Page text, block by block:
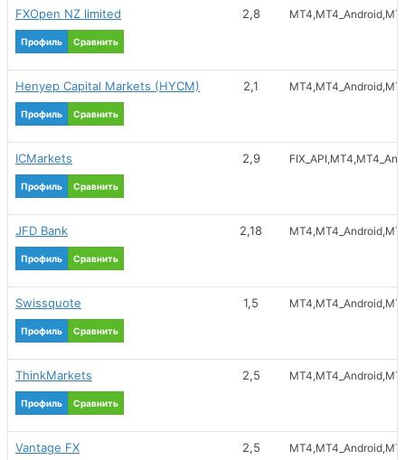
Ripple
Advcash
Litecoin
RaidoSpare
Tether (USDT)
ePayService
FXOpen NZ limited
Профиль Сравнить
2,8 MT4 MT4_Android
Henyep Capital Markets (HYCM)
Профиль Сравнить
2,1 MT4 MT4_Android
ICMarkets
Профиль Сравнить
2,9 FIX_API MT4
JFD Bank
Профиль Сравнить
2,18 MT4 MT4_Android
Swissquote
Профиль Сравнить
1,5 MT4 MT4_Android
ThinkMarkets
Профиль Сравнить
2,5 MT4 MT4_Android
Vantage FX 2,5 MT4 MT4_Android